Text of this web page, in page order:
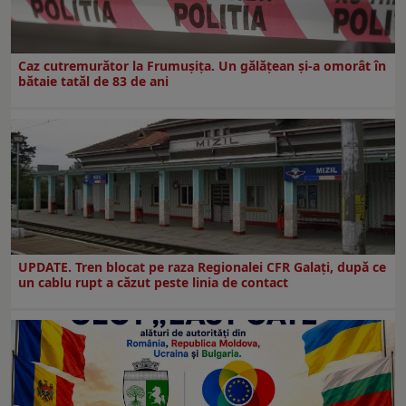
Caz cutremurător la Frumușița. Un gălățean și-a omorât în
bătaie tatăl de 83 de ani
UPDATE. Tren blocat pe raza Regionalei CFR Galați, după ce
un cablu rupt a căzut peste linia de contact